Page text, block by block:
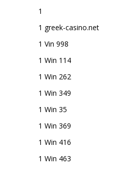
1
1 greek-casino.net
1 Vin 998
1 Win 114
1 Win 262
1 Win 349
1 Win 35
1 Win 369
1 Win 416
1 Win 463